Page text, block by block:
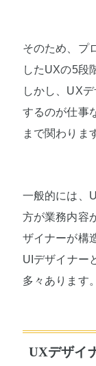
そのため、プ
したUXの5段
しかし、UX
するのが仕事
まで関わりま
一般的には、
方が業務内容
ザイナーが構
UIデザイナー
多々あります。
UXデザイ